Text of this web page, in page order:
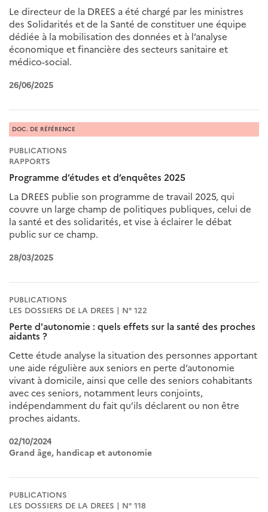
Le directeur de la DREES a été chargé par les ministres
des Solidarités et de la Santé de constituer une équipe
dédiée à la mobilisation des données et à l’analyse
économique et financière des secteurs sanitaire et
médico-social.
26/06/2025
PUBLICATIONS
RAPPORTS
Programme d’études et d’enquêtes 2025
La DREES publie son programme de travail 2025, qui
couvre un large champ de politiques publiques, celui de
la santé et des solidarités, et vise à éclairer le débat
public sur ce champ.
DOC. DE RÉFÉRENCE
28/03/2025
PUBLICATIONS
LES DOSSIERS DE LA DREES | N° 122
Perte d'autonomie : quels effets sur la santé des proches
aidants ?
Cette étude analyse la situation des personnes apportant
une aide régulière aux seniors en perte d’autonomie
vivant à domicile, ainsi que celle des seniors cohabitants
avec ces seniors, notamment leurs conjoints,
indépendamment du fait qu’ils déclarent ou non être
proches aidants.
02/10/2024
Grand âge, handicap et autonomie
PUBLICATIONS
LES DOSSIERS DE LA DREES | N° 118